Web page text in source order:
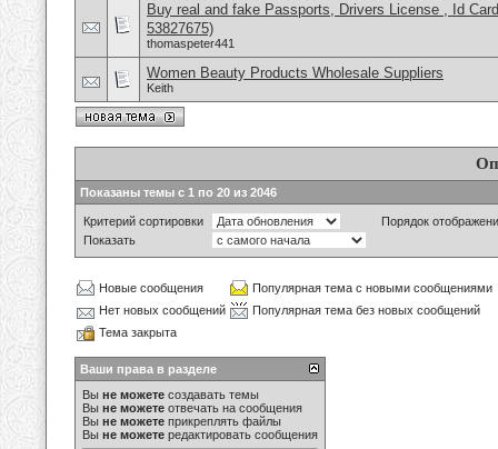
Buy real and fake Passports, Drivers License , Id
53827675)
thomaspeter441
Women Beauty Products Wholesale Suppliers
Keith
Показаны темы с 1 по 20 из 2046
Критерий сортировки
Порядок
Показать
Новые сообщения
Популярная тема с новыми сообщениями
Нет новых сообщений
Популярная тема без новых сообщений
Тема закрыта
Ваши права в разделе
Вы не можете создавать темы
Вы не можете отвечать на сообщения
Вы не можете прикреплять файлы
Вы не можете редактировать сообщения